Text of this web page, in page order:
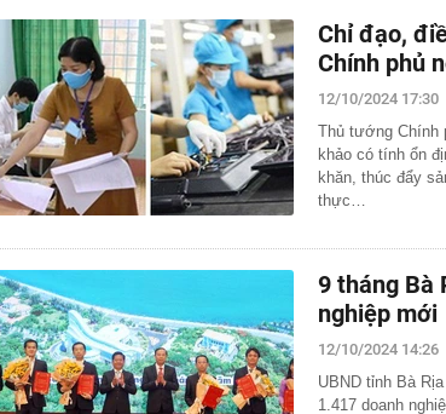
Chỉ đạo,
Chính phủ
12/10/2024 17:30
Thủ tướng Chính
khảo có tính ổn
khăn, thúc đẩy
thực…
9 tháng Bà
nghiệp mới
12/10/2024 14:26
UBND tỉnh Bà
1.417 doanh